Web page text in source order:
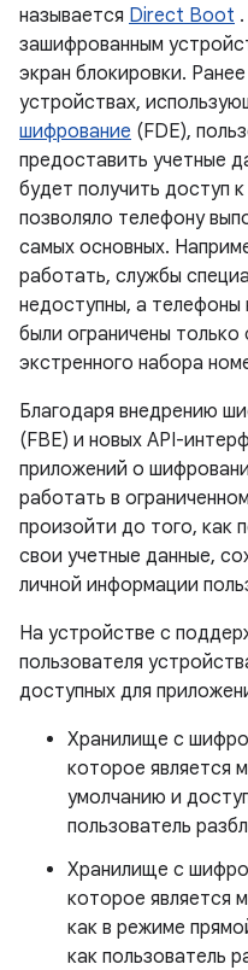
называется Direct Boot
зашифрованным
экран блокировки.
устройствах,
шифрование (FDE),
предоставить учетные
будет получить доступ
позволяло телефону
самых основных.
работать, службы
недоступны, а телефоны
были ограничены
экстренного набора
Благодаря внедрению
(FBE) и новых API-
приложений о
работать в
произойти до того, как
свои учетные данные,
личной информации
На устройстве с
пользователя
доступных для
Хранилище с
которое является
умолчанию и
пользователь
Хранилище с
которое является
как в режиме
как пользователь